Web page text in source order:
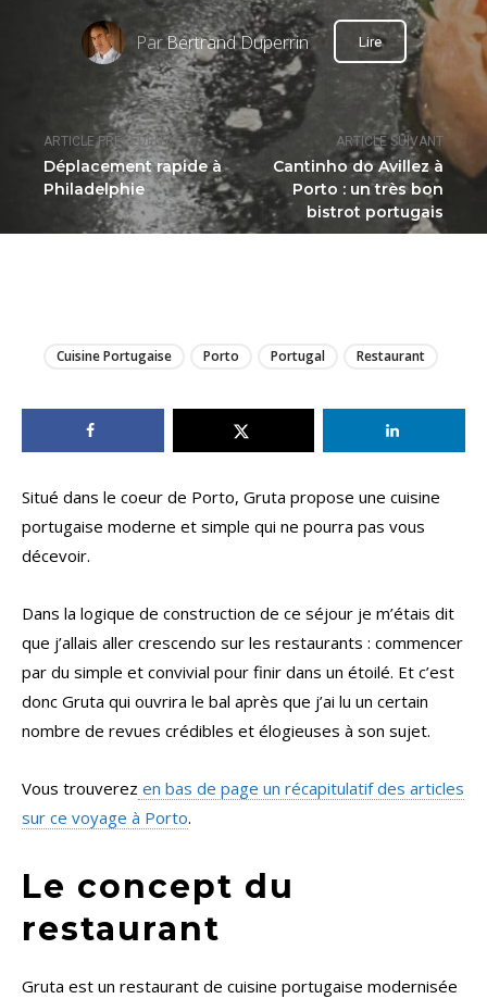
ARTICLE PRÉCÉDENT
Déplacement rapide à
Philadelphie
ARTICLE SUIVANT
Cantinho do Avillez à
Porto : un très bon
bistrot portugais
ParBertrand Duperrin Lire
Cuisine Portugaise Porto Portugal Restaurant
Situé dans le coeur de Porto, Gruta propose une cuisine
portugaise moderne et simple qui ne pourra pas vous
décevoir.
Dans la logique de construction de ce séjour je m’étais dit
que j’allais aller crescendo sur les restaurants : commencer
par du simple et convivial pour finir dans un étoilé. Et c’est
donc Gruta qui ouvrira le bal après que j’ai lu un certain
nombre de revues crédibles et élogieuses à son sujet.
Vous trouverez en bas de page un récapitulatif des articles
sur ce voyage à Porto.
Le concept du
restaurant
Gruta est un restaurant de cuisine portugaise modernisée